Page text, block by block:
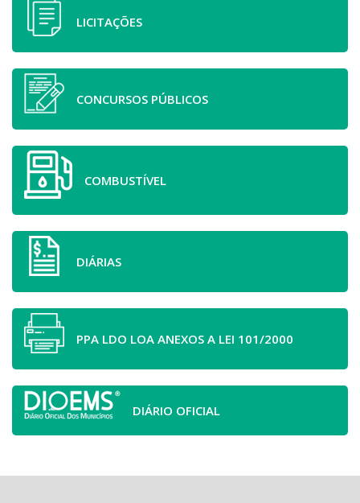
LICITAÇÕES
CONCURSOS PÚBLICOS
COMBUSTÍVEL
DIÁRIAS
PPA LDO LOA ANEXOS A LEI 101/2000
DIÁRIO OFICIAL